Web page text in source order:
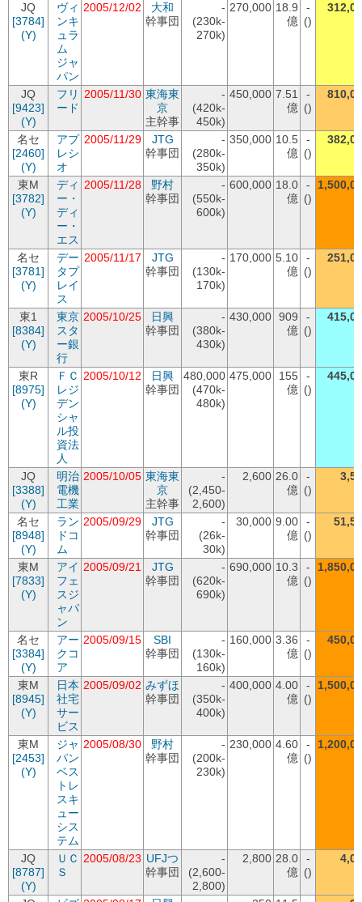
JQ
[3784]
(Y)
ヴィ
ンキ
ュラ
ム
ジャ
パン
2005/12/02
大和
幹事団
-
(230k-
270k)
270,000 18.9
億
-
()
JQ
[9423]
(Y)
フリ
ード
2005/11/30 東海東
京
主幹事
-
(420k-
450k)
450,000 7.51
億
-
()
名セ
[2460]
(Y)
アプ
レシ
オ
2005/11/29
JTG
幹事団
-
(280k-
350k)
350,000 10.5
億
-
()
東M
[3782]
(Y)
ディ
ー・
ディ
ー・
エス
2005/11/28
野村
幹事団
-
(550k-
600k)
600,000 18.0
億
-
()
名セ
[3781]
(Y)
デー
タプ
レイ
ス
2005/11/17
JTG
幹事団
-
(130k-
170k)
170,000 5.10
億
-
()
東1
[8384]
(Y)
東京
スタ
ー銀
行
2005/10/25
日興
幹事団
-
(380k-
430k)
430,000 909
億
-
()
東R
[8975]
(Y)
ＦＣ
レジ
デン
シャ
ル投
資法
人
2005/10/12
日興
幹事団
480,000
(470k-
480k)
475,000
155
億
-
()
JQ
[3388]
(Y)
明治
電機
工業
2005/10/05 東海東
京
主幹事
-
(2,450-
2,600)
2,600 26.0
億
-
()
名セ
[8948]
(Y)
ラン
ドコ
ム
2005/09/29
JTG
幹事団
-
(26k-
30k)
30,000 9.00
億
-
()
東M
[7833]
(Y)
アイ
フェ
スジ
ャパ
ン
2005/09/21
JTG
幹事団
-
(620k-
690k)
690,000 10.3
億
-
()
名セ
[3384]
(Y)
アー
クコ
ア
2005/09/15
SBI
幹事団
-
(130k-
160k)
160,000 3.36
億
-
()
東M
[8945]
(Y)
日本
社宅
サー
ビス
2005/09/02 みずほ
幹事団
-
(350k-
400k)
400,000 4.00
億
-
()
東M
[2453]
(Y)
ジャ
パン
ベス
トレ
スキ
ュー
シス
テム
2005/08/30
野村
幹事団
-
(200k-
230k)
230,000 4.60
億
-
()
JQ
[8787]
(Y)
ＵＣ
Ｓ
2005/08/23 UFJつ
幹事団
-
(2,600-
2,800)
2,800 28.0
億
-
()